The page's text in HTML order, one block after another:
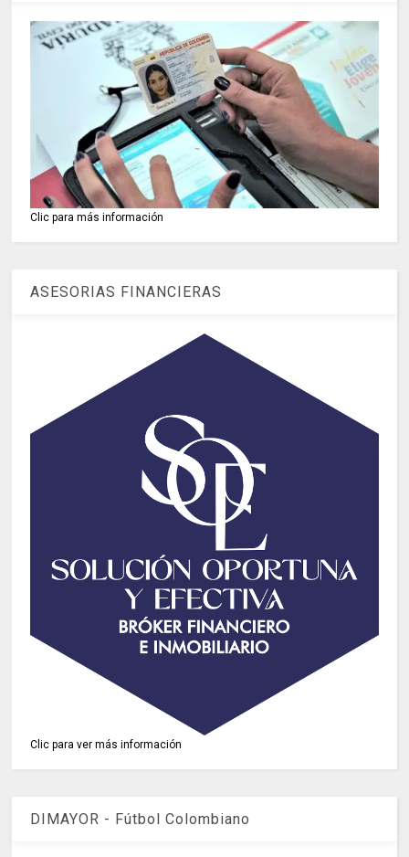
Clic para más información
ASESORIAS FINANCIERAS
Clic para ver más información
DIMAYOR - Fútbol Colombiano